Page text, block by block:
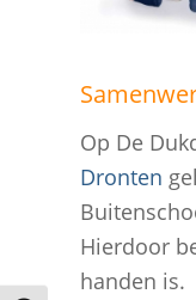
Op De
Dronten
Hierdoor
handen is.